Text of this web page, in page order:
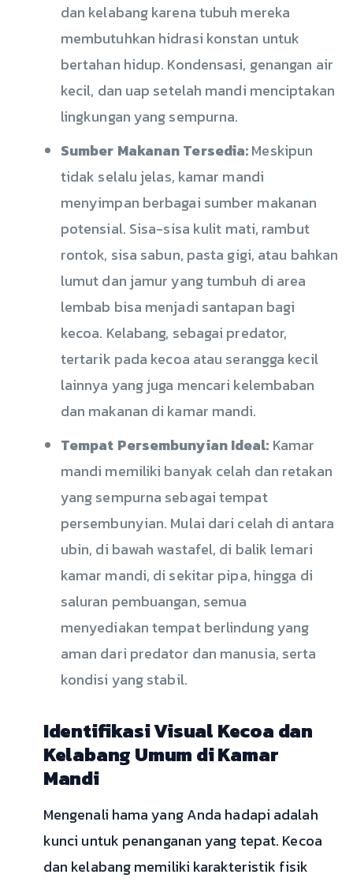
dan kelabang karena tubuh mereka
membutuhkan hidrasi konstan untuk
bertahan hidup. Kondensasi, genangan air
kecil, dan uap setelah mandi menciptakan
lingkungan yang sempurna.
Sumber Makanan Tersedia:Meskipun
tidak selalu jelas, kamar mandi
menyimpan berbagai sumber makanan
potensial. Sisa-sisa kulit mati, rambut
rontok, sisa sabun, pasta gigi, atau bahkan
lumut dan jamur yang tumbuh di area
lembab bisa menjadi santapan bagi
kecoa. Kelabang, sebagai predator,
tertarik pada kecoa atau serangga kecil
lainnya yang juga mencari kelembaban
dan makanan di kamar mandi.
Tempat Persembunyian Ideal: Kamar
mandi memiliki banyak celah dan retakan
yang sempurna sebagai tempat
persembunyian. Mulai dari celah di antara
ubin, di bawah wastafel, di balik lemari
kamar mandi, di sekitar pipa, hingga di
saluran pembuangan, semua
menyediakan tempat berlindung yang
aman dari predator dan manusia, serta
kondisi yang stabil.
Identifikasi Visual Kecoa dan
Kelabang Umum di Kamar
Mandi
Mengenali hama yang Anda hadapi adalah
kunci untuk penanganan yang tepat. Kecoa
dan kelabang memiliki karakteristik fisik